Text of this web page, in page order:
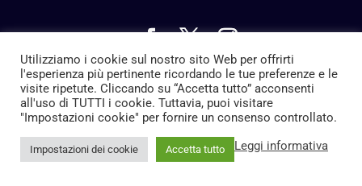
© 2022 Istituto Nazionale di Fisica Nucleare
Utilizziamo i cookie sul nostro sito Web per offrirti
l'esperienza più pertinente ricordando le tue preferenze e le
visite ripetute. Cliccando su “Accetta tutto” acconsenti
all'uso di TUTTI i cookie. Tuttavia, puoi visitare
"Impostazioni cookie" per fornire un consenso controllato.
Impostazioni dei cookie Accetta tutto Leggi informativa